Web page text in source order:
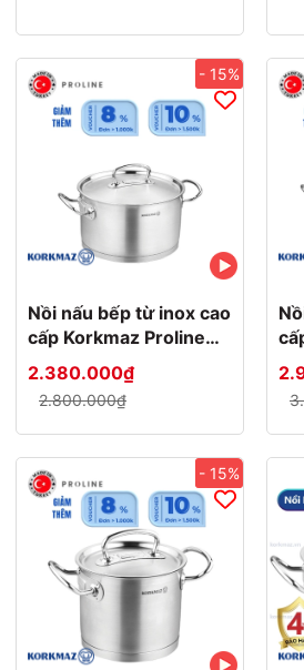
- 15%
Nồi nấu bếp từ inox cao
cấp Korkmaz Proline
3.8 lít - Ø20x12cm -
A1161
2.380.000₫
2.800.000₫
- 15%